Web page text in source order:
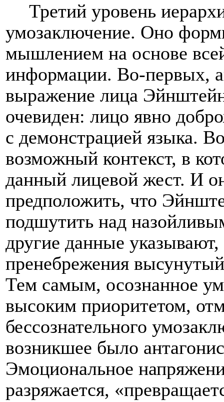
Третий уровень
умозаключение. Оно
мышлением на основе
информации. Во-первых,
выражение лица
очевиден: лицо явно
с демонстрацией языка.
возможный контекст, в
данный лицевой жест. И
предположить, что
подшутить над
другие данные
пренебрежения
Тем самым, осознанное
высоким приоритетом,
бессознательного
возникшее было
Эмоциональное
разряжается,